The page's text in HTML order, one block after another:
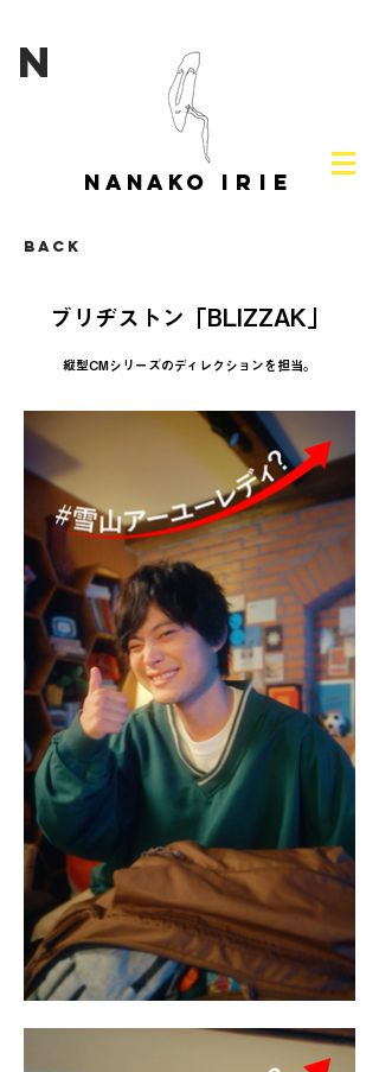
N
NANAKO IRIE
Back
ブリヂストン「BLIZZAK」
縦型CMシリーズのディレクションを担当。